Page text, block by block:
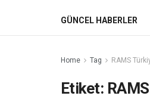
GÜNCEL HABERLER
Home Tag RAMS
Etiket: